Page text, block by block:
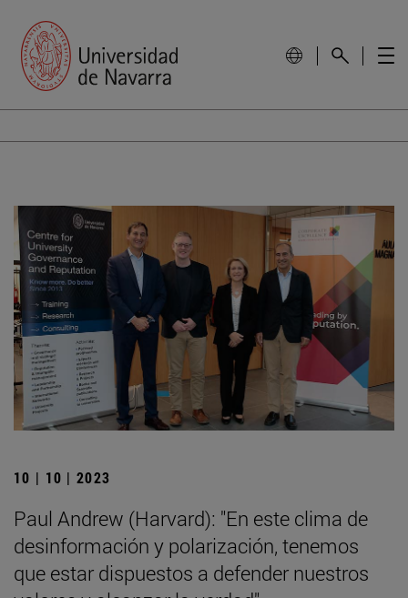
10 | 10 | 2023
Paul Andrew (Harvard): "En este clima de
desinformación y polarización, tenemos
que estar dispuestos a defender nuestros